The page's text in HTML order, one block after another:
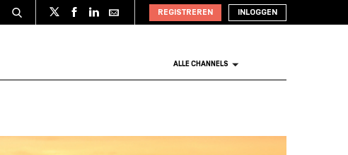
REGISTREREN INLOGGEN
ALLE CHANNELS